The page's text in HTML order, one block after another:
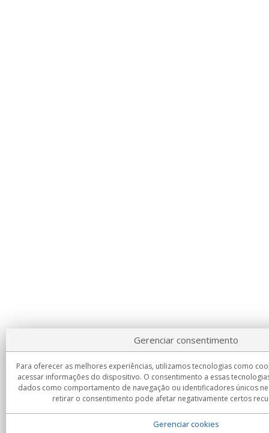
Gerenciar consentimento
Para oferecer as melhores experiências, utilizamos tecnologias como
acessar informações do dispositivo. O consentimento a essas
dados como comportamento de navegação ou identificadores únicos
retirar o consentimento pode afetar negativamente certos
Gerenciar cookies